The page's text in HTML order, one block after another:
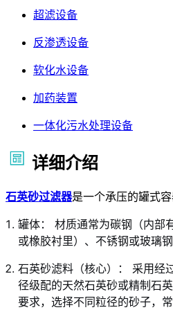
超滤设备
反渗透设备
软化水设备
加药装置
一体化污水处理设备
详细介绍
石英砂过滤器是一个承压的罐式
罐体： 材质通常为碳钢（内部
或橡胶衬里）、不锈钢或玻璃钢
石英砂滤料（核心）： 采用经
径级配的天然石英砂或精制石
要求，选择不同粒径的砂子，